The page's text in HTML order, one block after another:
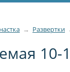
→ Развертки